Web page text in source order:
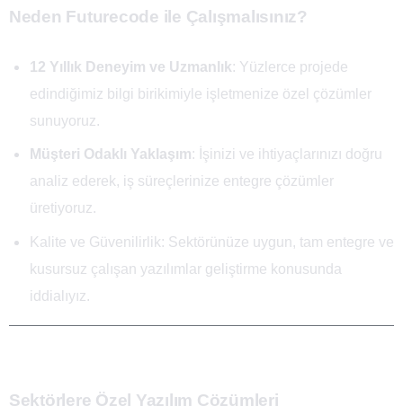
Neden Futurecode ile Çalışmalısınız?
12 Yıllık Deneyim ve Uzmanlık: Yüzlerce projede
edindiğimiz bilgi birikimiyle işletmenize özel çözümler
sunuyoruz.
Müşteri Odaklı Yaklaşım: İşinizi ve ihtiyaçlarınızı doğru
analiz ederek, iş süreçlerinize entegre çözümler
üretiyoruz.
Kalite ve Güvenilirlik: Sektörünüze uygun, tam entegre ve
kusursuz çalışan yazılımlar geliştirme konusunda
iddialıyız.
Sektörlere Özel Yazılım Çözümleri